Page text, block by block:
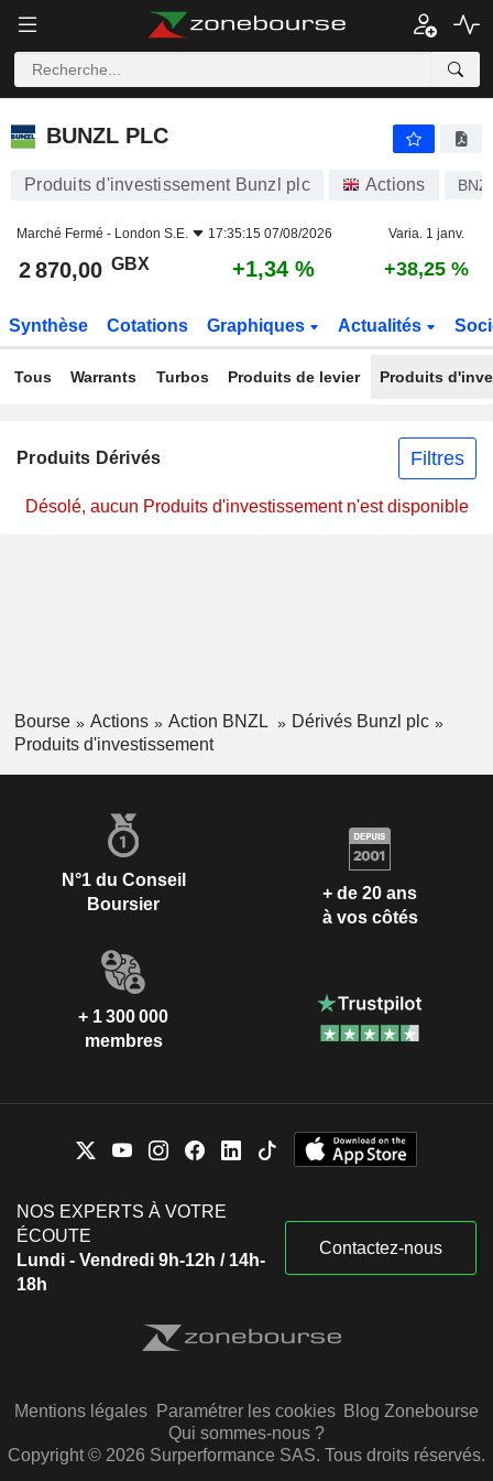
BUNZL PLC
BUNZL PLC
Produits d'investissement Bunzl plc Actions
Marché Fermé - London S.E. 17:35:15 07/08/2026 Varia. 1 janv.
2 870,00 GBX +1,34 % +38,25 %
Synthèse Cotations Graphiques Actualités
Tous Warrants Turbos Produits de levier Produits
Produits Dérivés Filtres
Désolé, aucun Produits d'investissement n'est disponible
Bourse Actions Action BNZL
Dérivés Bunzl plc
Produits d'investissement
N°1 du Conseil
Boursier
+ de 20 ans
à vos côtés
+ 1 300 000
membres
NOS EXPERTS À VOTRE
ÉCOUTE
Lundi - Vendredi 9h-12h / 14h-
18h
Contactez-nous
Mentions légales Paramétrer les cookies Blog Zonebourse
Qui sommes-nous ?
Copyright © 2026 Surperformance SAS. Tous droits réservés.